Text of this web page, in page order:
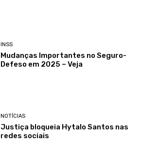
INSS
Mudanças Importantes no Seguro-
Defeso em 2025 – Veja
NOTÍCIAS
Justiça bloqueia Hytalo Santos nas
redes sociais